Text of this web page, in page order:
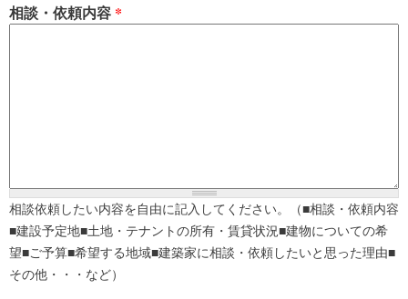
相談・依頼内容 *
相談依頼したい内容を自由に記入してください。（■相談・依頼内容
■建設予定地■土地・テナントの所有・賃貸状況■建物についての希
望■ご予算■希望する地域■建築家に相談・依頼したいと思った理由■
その他・・・など）